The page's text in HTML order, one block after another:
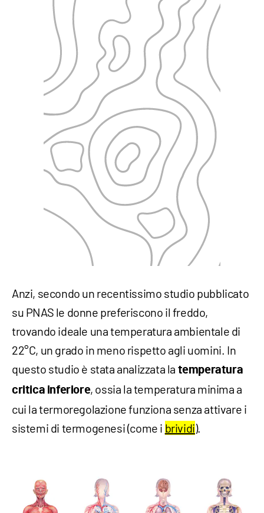
Anzi, secondo un recentissimo studio pubblicato
su PNAS le donne preferiscono il freddo,
trovando ideale una temperatura ambientale di
22°C, un grado in meno rispetto agli uomini. In
questo studio è stata analizzata la temperatura
critica inferiore, ossia la temperatura minima a
cui la termoregolazione funziona senza attivare i
sistemi di termogenesi (come i brividi).